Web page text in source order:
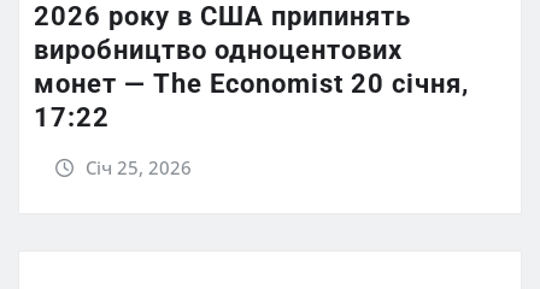
2026 року в США припинять
виробництво одноцентових
монет — The Economist 20 січня,
17:22
Січ 25, 2026